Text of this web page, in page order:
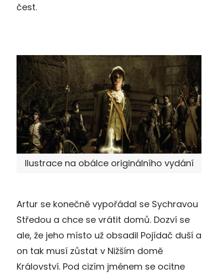
čest.
Ilustrace na obálce originálního vydání
Artur se konečně vypořádal se Sychravou
Středou a chce se vrátit domů. Dozví se
ale, že jeho místo už obsadil Pojídač duší a
on tak musí zůstat v Nižším domě
Království. Pod cizím jménem se ocitne